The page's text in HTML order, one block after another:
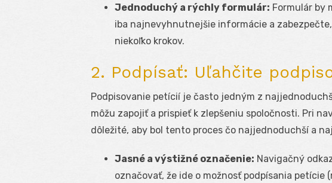
Jednoduchý a rýchly formulár: Formulár by
iba najnevyhnutnejšie informácie a
niekoľko krokov.
2. Podpísať: Uľahčite
Podpisovanie petícií je často jedným z
môžu zapojiť a prispieť k zlepšeniu spoločnosti. Pri
dôležité, aby bol tento proces čo najjednoduchší a
Jasné a výstižné označenie: Navigačný
označovať, že ide o možnosť podpísania petície